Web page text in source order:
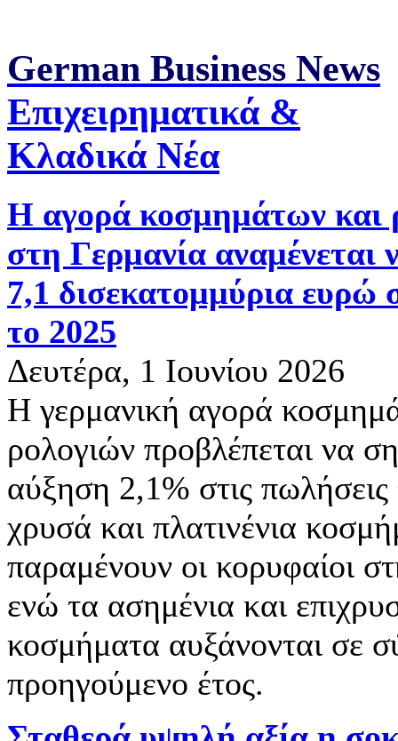
German Business News
Επιχειρηματικά &
Κλαδικά Νέα
Η αγορά κοσμημάτων και
στη Γερμανία αναμένεται
7,1 δισεκατομμύρια ευρώ
το 2025
Δευτέρα, 1 Ιουνίου 2026
Η γερμανική αγορά
ρολογιών προβλέπεται να
αύξηση 2,1% στις
χρυσά και πλατινένια
παραμένουν οι κορυφαίοι
ενώ τα ασημένια και
κοσμήματα αυξάνονται σε
προηγούμενο έτος.